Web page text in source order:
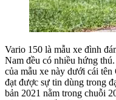
Vario 150 là mẫu xe đình
Nam đều có nhiều hứng
của mẫu xe này dưới cái
đạt được sự tin dùng trong
bản 2021 nằm trong chuỗi